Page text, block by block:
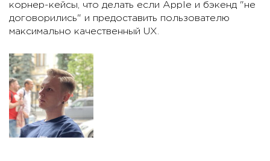
корнер-кейсы, что делать если Apple и бэкенд "не
договорились" и предоставить пользователю
максимально качественный UX.